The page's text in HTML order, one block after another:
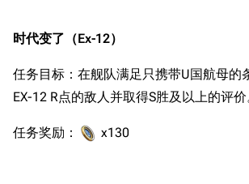
时代变了（Ex-12）
任务目标：在舰队满足只携带U国航母的
EX-12 R点的敌人并取得S胜及以上的评价
任务奖励： x130